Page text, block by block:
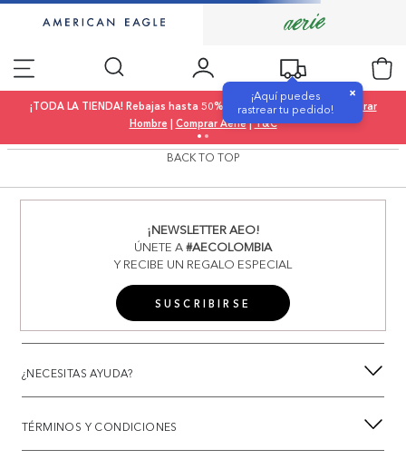
¡Aquí puedes
rastrear tu pedido!
×
¡TODA LA TIENDA! Rebajas hasta 50% OFF |Comprar Mujer|
Comprar
Hombre | Comprar Aerie|T&C
BACK TO TOP
¡NEWSLETTER AEO!
ÚNETE A#AECOLOMBIA
Y RECIBE UN REGALO ESPECIAL
SUSCRIBIRSE
¿NECESITAS AYUDA?
TÉRMINOS Y CONDICIONES